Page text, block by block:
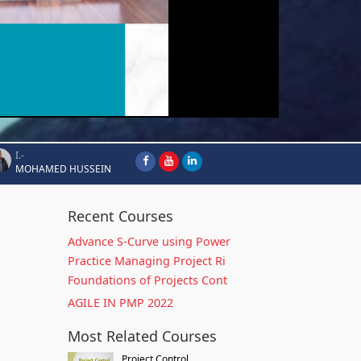
I.-
MOHAMED HUSSEIN
Recent Courses
Advance S-Curve using Power
Practice Managing Project Ri
Foundations of Projects Cont
AGILE IN PMP 2022
Most Related Courses